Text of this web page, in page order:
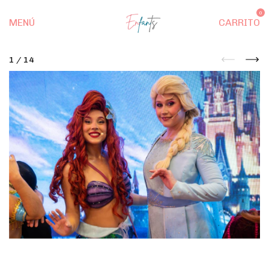
MENÚ CARRITO
0
1 / 14